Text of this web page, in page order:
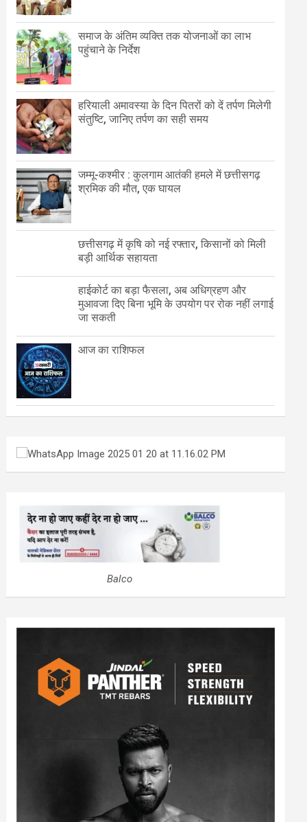
समाज के अंतिम व्यक्ति तक योजनाओं का लाभ
पहुंचाने के निर्देश
हरियाली अमावस्या के दिन पितरों को दें तर्पण मिलेगी
संतुष्टि, जानिए तर्पण का सही समय
जम्मू-कश्मीर : कुलगाम आतंकी हमले में छत्तीसगढ़
श्रमिक की मौत, एक घायल
छत्तीसगढ़ में कृषि को नई रफ्तार, किसानों को मिली
बड़ी आर्थिक सहायता
हाईकोर्ट का बड़ा फैसला, अब अधिग्रहण और
मुआवजा दिए बिना भूमि के उपयोग पर रोक नहीं लगाई
जा सकती
आज का राशिफल
Balco